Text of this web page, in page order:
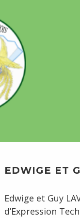
EDWIGE ET
Edwige et Guy
d’Expression